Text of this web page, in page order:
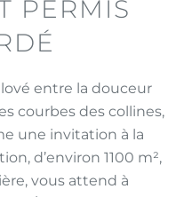
PERMIS
entre la douceur
courbes des collines,
une invitation à la
d’environ 1100 m²,
vous attend à